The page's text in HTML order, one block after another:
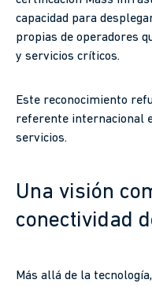
capacidad para
propias de operadores
y servicios críticos.
Este reconocimiento
referente internacional
servicios.
Una visión
conectividad
Más allá de la